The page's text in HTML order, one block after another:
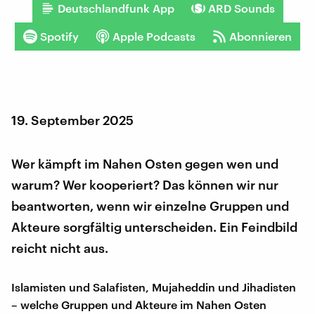
Deutschlandfunk App ARD Sounds
Spotify Apple Podcasts Abonnieren
19. September 2025
Wer kämpft im Nahen Osten gegen wen und
warum? Wer kooperiert? Das können wir nur
beantworten, wenn wir einzelne Gruppen und
Akteure sorgfältig unterscheiden. Ein Feindbild
reicht nicht aus.
Islamisten und Salafisten, Mujaheddin und Jihadisten
– welche Gruppen und Akteure im Nahen Osten